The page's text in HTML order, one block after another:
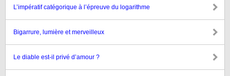
L’impératif catégorique à l’épreuve du logarithme
Bigarrure, lumière et merveilleux
Le diable est-il privé d’amour ?